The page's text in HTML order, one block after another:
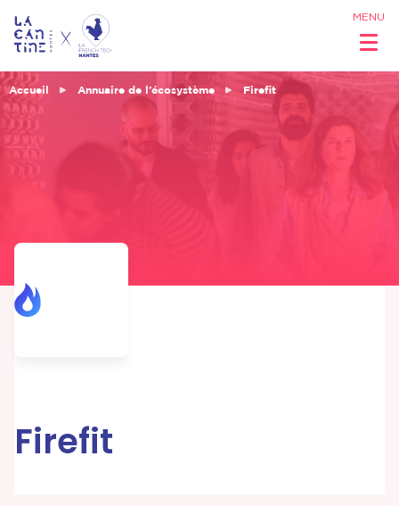
MENU
Qui sommes
Réseau &
Partenariats &
Accueil Annuaire de l’écosystème Firefit
Firefit